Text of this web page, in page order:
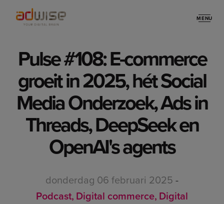
MENU
Pulse #108: E-commerce
groeit in 2025, hét Social
Media Onderzoek, Ads in
Threads, DeepSeek en
OpenAI's agents
donderdag 06 februari 2025 -
Podcast Digital commerce Digital